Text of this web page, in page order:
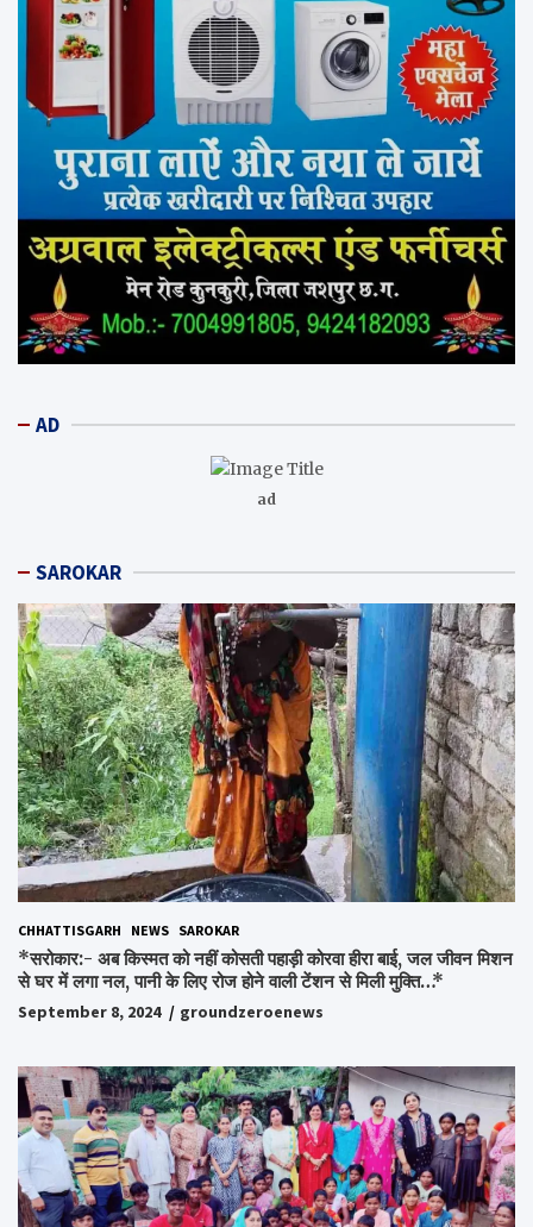
AD
ad
SAROKAR
CHHATTISGARH NEWS SAROKAR
*सरोकार:- अब किस्मत को नहीं कोसती पहाड़ी कोरवा हीरा बाई, जल जीवन मिशन
से घर में लगा नल, पानी के लिए रोज होने वाली टेंशन से मिली मुक्ति…*
September 8, 2024 groundzeroenews